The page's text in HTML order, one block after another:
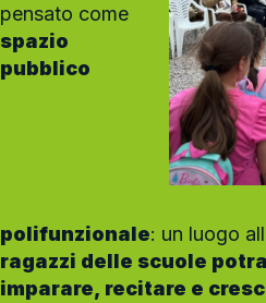
pensato come
spazio
pubblico
polifunzionale: un luogo
ragazzi delle scuole
imparare, recitare e